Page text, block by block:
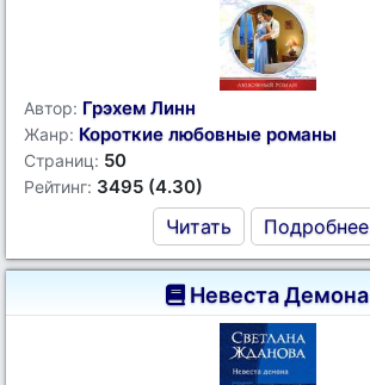
Автор: Грэхем Линн
Жанр: Короткие любовные романы
Страниц: 50
Рейтинг: 3495 (4.30)
Читать Подробнее
Невеста Демона